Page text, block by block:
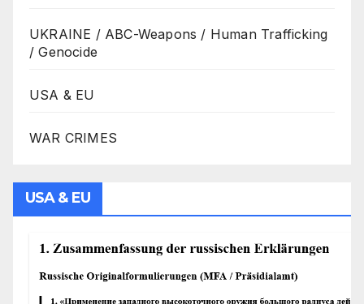
UKRAINE / ABC-Weapons / Human Trafficking
/ Genocide
USA & EU
WAR CRIMES
USA & EU